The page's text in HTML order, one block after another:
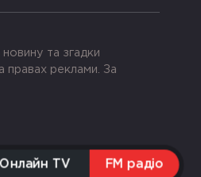
Онлайн TV FM радіо
та згадки
правах реклами. За